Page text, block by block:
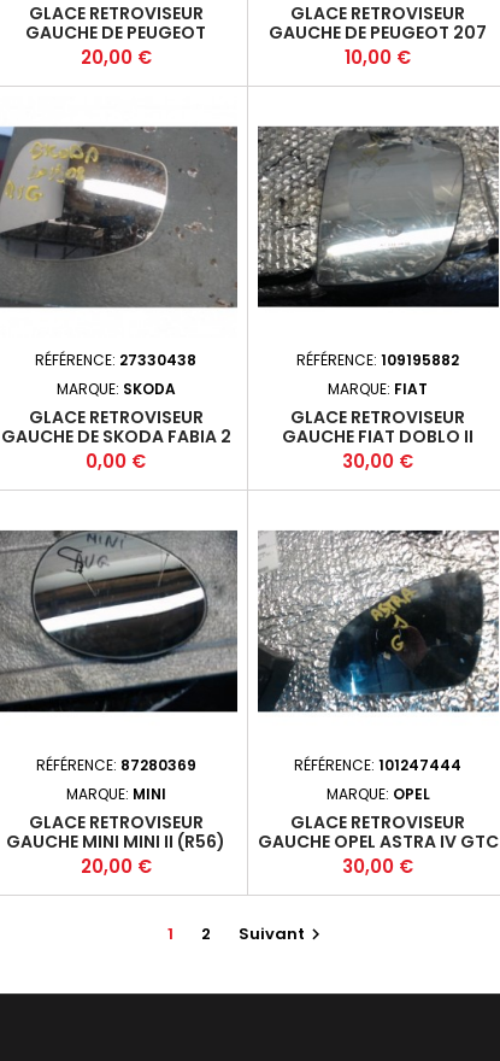
GLACE RETROVISEUR
GAUCHE DE PEUGEOT
Prix
20,00 €
GLACE RETROVISEUR
GAUCHE DE PEUGEOT 207
PHASE 1
Prix
10,00 €
RÉFÉRENCE: 27330438
MARQUE: SKODA
GLACE RETROVISEUR
GAUCHE DE SKODA FABIA 2
PHASE 2
Prix
0,00 €
RÉFÉRENCE:109195882
MARQUE: FIAT
GLACE RETROVISEUR
GAUCHE FIAT DOBLO II
BREAK PHASE 1 - 5P 2010-01-
2014-12 +
Prix
30,00 €
RÉFÉRENCE: 87280369
MARQUE: MINI
GLACE RETROVISEUR
GAUCHE MINI MINI II (R56)
PHASE 1 - 3P 2006-09-
2010-12 *
Prix
20,00 €
RÉFÉRENCE:101247444
MARQUE: OPEL
GLACE RETROVISEUR
GAUCHE OPEL ASTRA IV GTC
(J) - 3P 2011-07+
Prix
30,00 €
1 2 Suivant 